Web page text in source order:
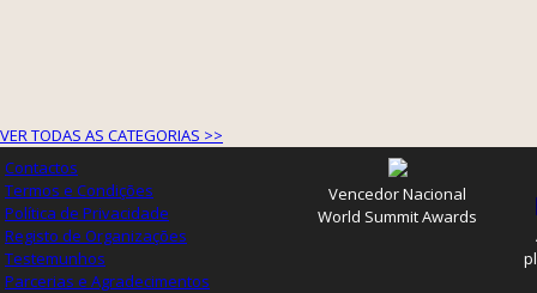
VER TODAS AS CATEGORIAS >>
Contactos
Termos e Condições
Política de Privacidade
Registo de Organizações
Testemunhos
Parcerias e Agradecimentos
Vencedor Nacional
World Summit Awards